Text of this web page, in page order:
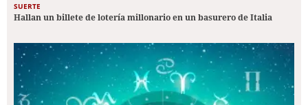
SUERTE
Hallan un billete de lotería millonario en un basurero de Italia